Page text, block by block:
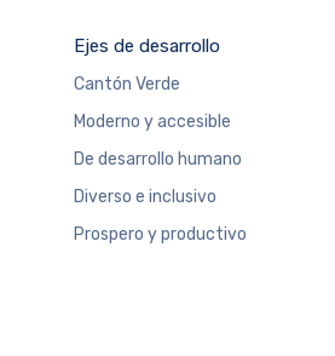
Ejes de desarrollo
Cantón Verde
Moderno y accesible
De desarrollo humano
Diverso e inclusivo
Prospero y productivo